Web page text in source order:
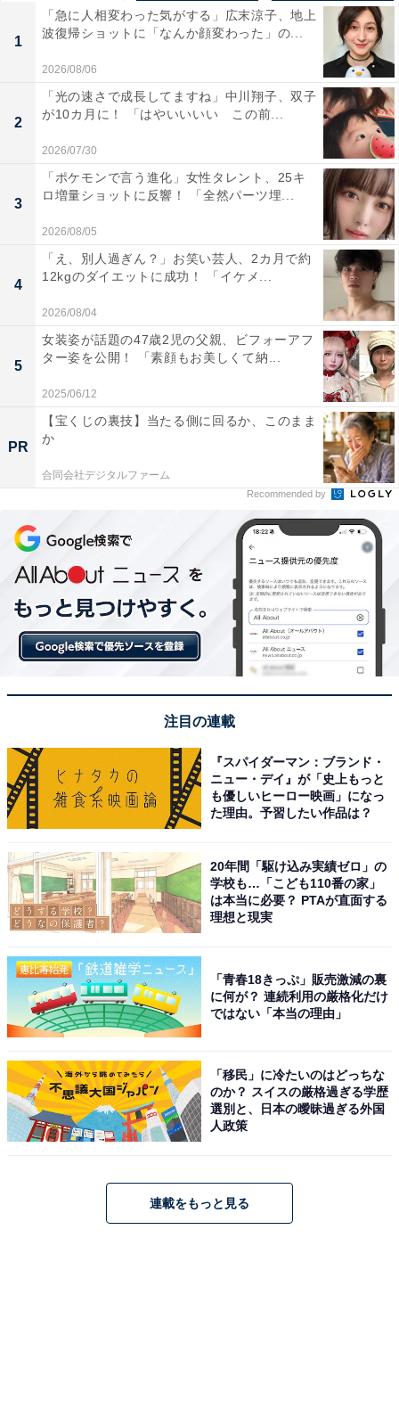
1
「急に人相変わった気がする」広末涼子、地上
波復帰ショットに「なんか顔変わった」の...
2026/08/06
2
「光の速さで成長してますね」中川翔子、双子
が10カ月に！ 「はやいいいい この前...
2026/07/30
3
「ポケモンで言う進化」女性タレント、25キ
ロ増量ショットに反響！ 「全然パーツ埋...
2026/08/05
4
「え、別人過ぎん？」お笑い芸人、2カ月で約
12kgのダイエットに成功！ 「イケメ...
2026/08/04
5
女装姿が話題の47歳2児の父親、ビフォーアフ
ター姿を公開！ 「素顔もお美しくて納...
2025/06/12
PR
【宝くじの裏技】当たる側に回るか、このまま
か
合同会社デジタルファーム
Recommended by
注目の連載
『スパイダーマン：ブランド・
ニュー・デイ』が「史上もっと
も優しいヒーロー映画」になっ
た理由。予習したい作品は？
20年間「駆け込み実績ゼロ」の
学校も…「こども110番の家」
は本当に必要？ PTAが直面する
理想と現実
「青春18きっぷ」販売激減の裏
に何が？ 連続利用の厳格化だけ
ではない「本当の理由」
「移民」に冷たいのはどっちな
のか？ スイスの厳格過ぎる学歴
選別と、日本の曖昧過ぎる外国
人政策
連載をもっと見る